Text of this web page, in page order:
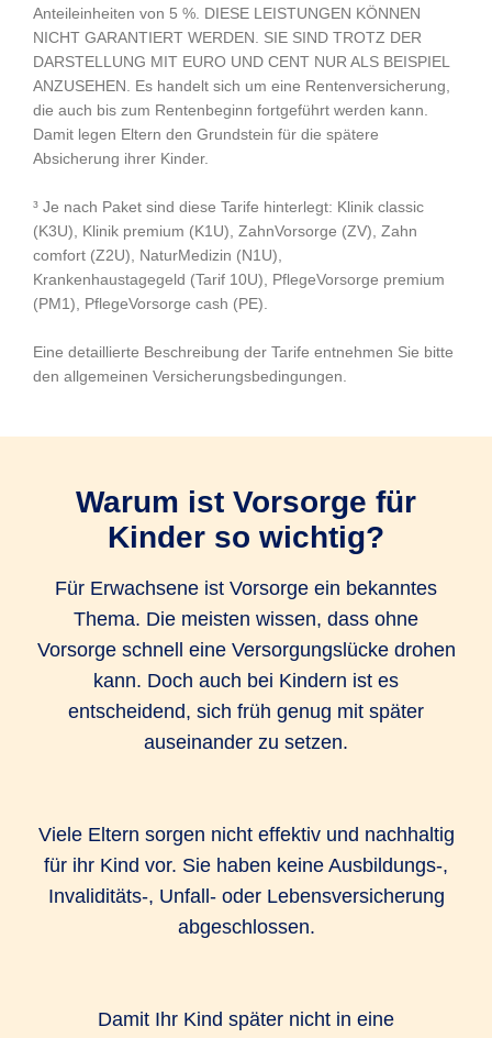
Anteileinheiten von 5 %. DIESE LEISTUNGEN KÖNNEN
NICHT GARANTIERT WERDEN. SIE SIND TROTZ DER
DARSTELLUNG MIT EURO UND CENT NUR ALS BEISPIEL
ANZUSEHEN. Es handelt sich um eine Rentenversicherung,
die auch bis zum Rentenbeginn fortgeführt werden kann.
Damit legen Eltern den Grundstein für die spätere
Absicherung ihrer Kinder.
³ Je nach Paket sind diese Tarife hinterlegt: Klinik classic
(K3U), Klinik premium (K1U), ZahnVorsorge (ZV), Zahn
comfort (Z2U), NaturMedizin (N1U),
Krankenhaustagegeld (Tarif 10U), PflegeVorsorge premium
(PM1), PflegeVorsorge cash (PE).
Eine detaillierte Beschreibung der Tarife entnehmen Sie bitte
den allgemeinen Versicherungsbedingungen.
Warum ist Vorsorge für
Kinder so wichtig?
Für Erwachsene ist Vorsorge ein bekanntes
Thema. Die meisten wissen, dass ohne
Vorsorge schnell eine Versorgungslücke drohen
kann. Doch auch bei Kindern ist es
entscheidend, sich früh genug mit später
auseinander zu setzen.
Viele Eltern sorgen nicht effektiv und nachhaltig
für ihr Kind vor. Sie haben keine Ausbildungs-,
Invaliditäts-, Unfall- oder Lebensversicherung
abgeschlossen.
Damit Ihr Kind später nicht in eine